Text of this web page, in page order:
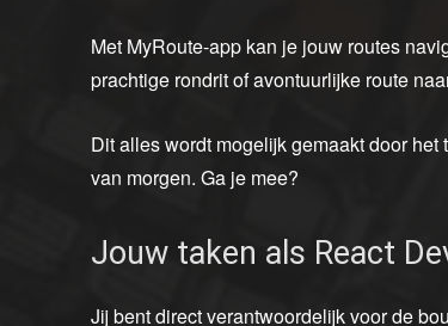
Met MyRoute-app kan je jouw routes
prachtige rondrit of avontuurlijke route
Dit alles wordt mogelijk gemaakt door
van morgen. Ga je mee?
Jouw taken als React
Jij bent direct verantwoordelijk voor de